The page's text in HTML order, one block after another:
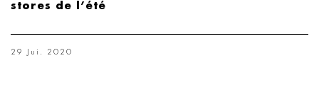
stores de l’été
29 Jui. 2020